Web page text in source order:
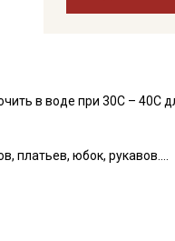
в воде при 30С – 40С
платьев, юбок, рукавов.
занавесок,